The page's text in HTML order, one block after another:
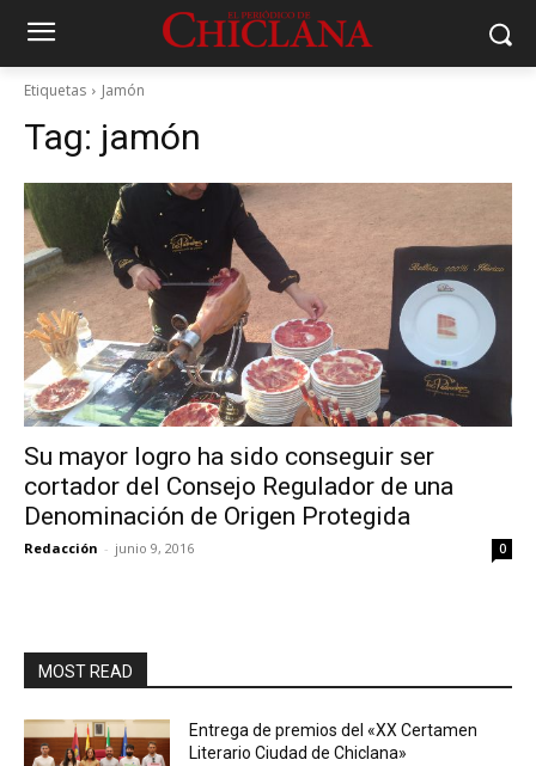
Etiquetas Jamón
Tag: jamón
Su mayor logro ha sido conseguir ser
cortador del Consejo Regulador de una
Denominación de Origen Protegida
Redacción - junio 9, 2016 0
MOST READ
Entrega de premios del «XX Certamen
Literario Ciudad de Chiclana»